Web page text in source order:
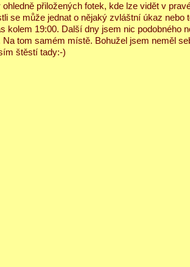
přiložených fotek, kde lze vidět v
se může jednat o nějaký zvláštní úkaz nebo
kolem 19:00. Další dny jsem nic podobného
tom samém místě. Bohužel jsem neměl
štěstí tady:-)